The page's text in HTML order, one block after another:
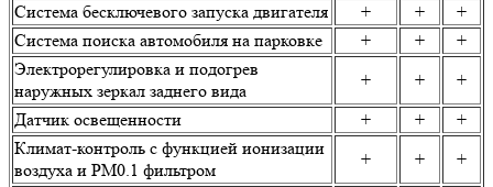
Система бесключевого запуска двигателя
+ +
+
Система поиска автомобиля на парковке
+ +
+
Электрорегулировка и подогрев
наружных зеркал заднего вида
+ +
+
Датчик освещенности
+ +
+
Климат-контроль с функцией ионизации
воздуха и PM0.1 фильтром
+ +
+